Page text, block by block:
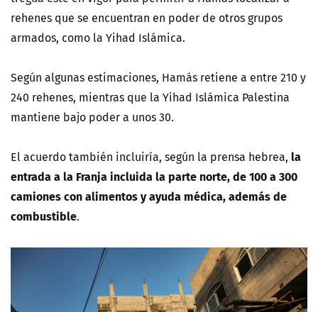
rehenes que se encuentran en poder de otros grupos
armados, como la Yihad Islámica.
Según algunas estimaciones, Hamás retiene a entre 210 y
240 rehenes, mientras que la Yihad Islámica Palestina
mantiene bajo poder a unos 30.
El acuerdo también incluiría, según la prensa hebrea, la
entrada a la Franja incluida la parte norte, de 100 a 300
camiones con alimentos y ayuda médica, además de
combustible.